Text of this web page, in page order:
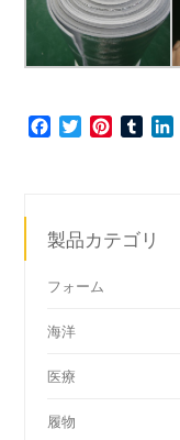
Facebook
TwitterPinterest
製品カテゴリ
フォーム
海洋
医療
履物